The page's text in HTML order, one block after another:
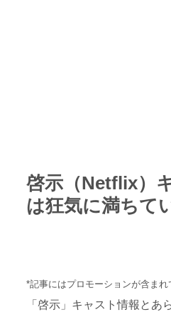
啓示（Netflix）
は狂気に満ちて
*記事にはプロモーションが含まれ
「啓示」キャスト情報と